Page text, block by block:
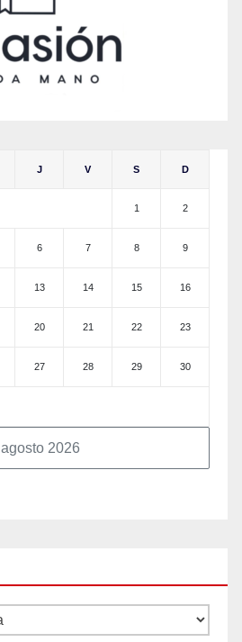
agosto 2026
J V S D
1 2
6 7 8 9
13 14 15 16
20 21 22 23
27 28 29 30